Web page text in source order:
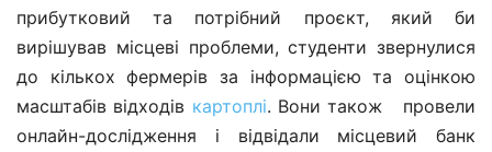
прибутковий та потрібний проєкт, який би
вирішував місцеві проблеми, студенти звернулися
до кількох фермерів за інформацією та оцінкою
масштабів відходів картоплі. Вони також провели
онлайн-дослідження і відвідали місцевий банк